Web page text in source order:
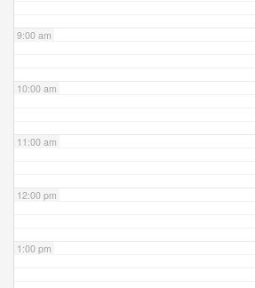
9:00 am
10:00 am
11:00 am
12:00 pm
1:00 pm